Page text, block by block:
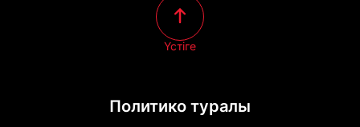
Политико туралы
Үстіге